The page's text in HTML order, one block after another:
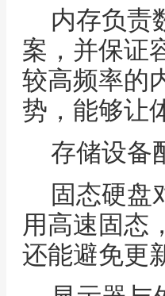
内存负责
案，并保证
较高频率的
势，能够让
存储设备
固态硬盘
用高速固态
还能避免更